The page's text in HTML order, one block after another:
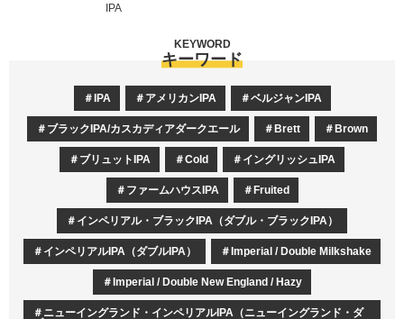
IPA
キーワード
KEYWORD
IPA アメリカンIPA ベルジャンIPA
ブラックIPA/カスカディアダークエール Brett Brown
ブリュットIPA Cold イングリッシュIPA
ファームハウスIPA Fruited
インペリアル・ブラックIPA（ダブル・ブラックIPA）
インペリアルIPA（ダブルIPA） Imperial / Double Milkshake
Imperial / Double New England / Hazy
ニューイングランド・インペリアルIPA（ニューイングランド・ダ